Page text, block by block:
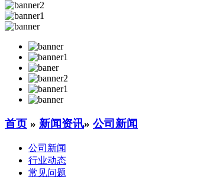
首页 » 新闻资讯» 公司新闻
公司新闻
行业动态
常见问题